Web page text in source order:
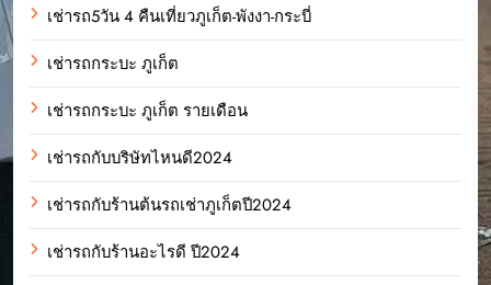
เช่ารถ5วัน 4 คืนเที่ยวภูเก็ต-พังงา-กระบี่
เช่ารถกระบะ ภูเก็ต
เช่ารถกระบะ ภูเก็ต รายเดือน
เช่ารถกับบริษัทไหนดี2024
เช่ารถกับร้านต้นรถเช่าภูเก็ตปี2024
เช่ารถกับร้านอะไรดี ปี2024